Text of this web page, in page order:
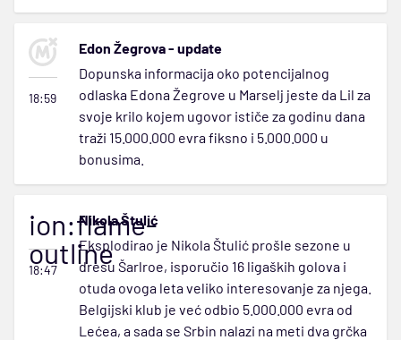
18:59
Edon Žegrova - update
Dopunska informacija oko potencijalnog
odlaska Edona Žegrove u Marselj jeste da Lil za
svoje krilo kojem ugovor ističe za godinu dana
traži 15.000.000 evra fiksno i 5.000.000 u
bonusima.
ion:flame-
outline
18:47
Nikola Štulić
Eksplodirao je Nikola Štulić prošle sezone u
dresu Šarlroe, isporučio 16 ligaških golova i
otuda ovoga leta veliko interesovanje za njega.
Belgijski klub je već odbio 5.000.000 evra od
Lećea, a sada se Srbin nalazi na meti dva grčka